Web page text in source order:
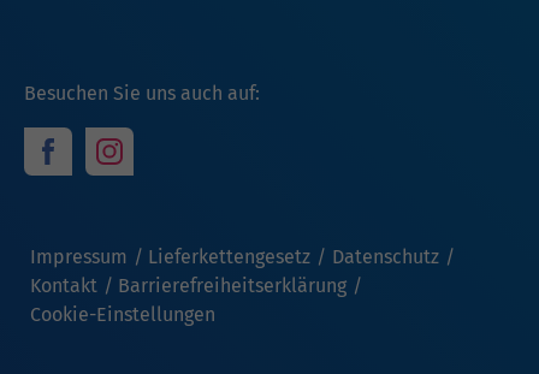
Besuchen Sie uns auch auf:
Impressum Lieferkettengesetz
Datenschutz
Kontakt
Barrierefreiheitserklärung
Cookie-Einstellungen